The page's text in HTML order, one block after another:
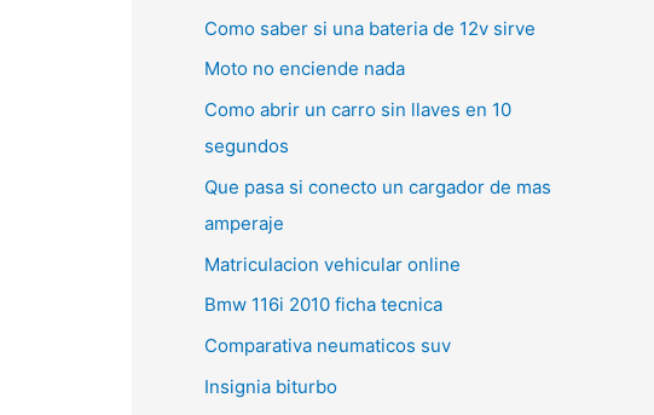
Como saber si una bateria de 12v sirve
Moto no enciende nada
Como abrir un carro sin llaves en 10
segundos
Que pasa si conecto un cargador de mas
amperaje
Matriculacion vehicular online
Bmw 116i 2010 ficha tecnica
Comparativa neumaticos suv
Insignia biturbo